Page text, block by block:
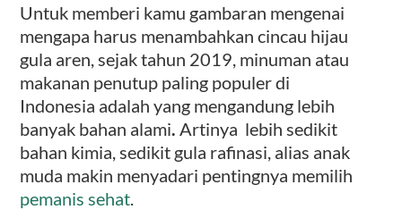
Untuk memberi kamu gambaran mengenai
mengapa harus menambahkan cincau hijau
gula aren, sejak tahun 2019, minuman atau
makanan penutup paling populer di
Indonesia adalah yang mengandung lebih
banyak bahan alami. Artinya lebih sedikit
bahan kimia, sedikit gula rafinasi, alias anak
muda makin menyadari pentingnya memilih
pemanis sehat